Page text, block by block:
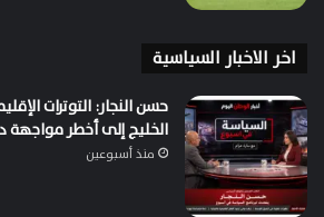
اخر الاخبار السياسية
حسن النجار: التوترات
الخليج إلى أخطر مواجهة
منذ أسبوعين